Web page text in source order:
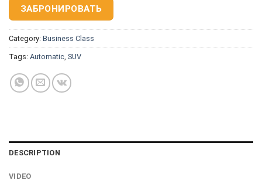
ЗАБРОНИРОВАТЬ
Category: Business Class
Tags: Automatic, SUV
DESCRIPTION
VIDEO